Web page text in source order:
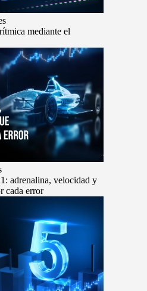
mediante el
adrenalina, velocidad y
cada error